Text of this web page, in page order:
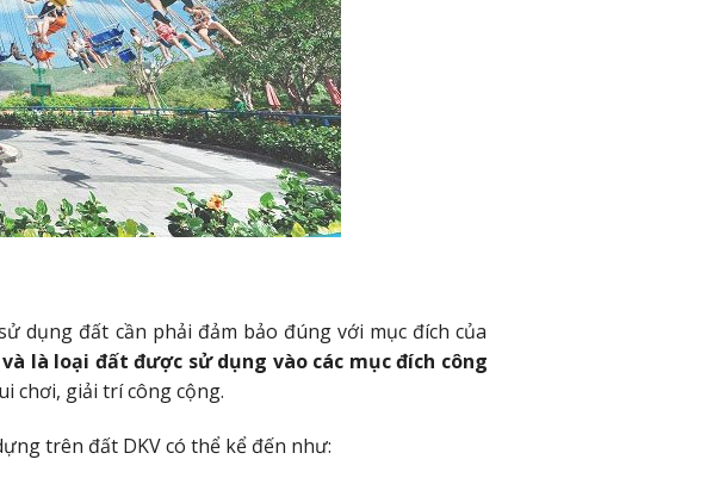
dụng đất cần phải đảm bảo đúng với mục đích của
là loại đất được sử dụng vào các mục đích công
chơi, giải trí công cộng.
trên đất DKV có thể kể đến như: